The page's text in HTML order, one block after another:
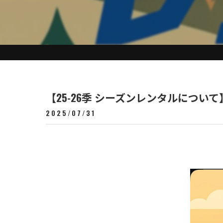
【25-26季 シーズンレンタルについて
2025/07/31